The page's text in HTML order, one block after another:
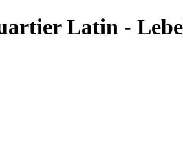
Latin -